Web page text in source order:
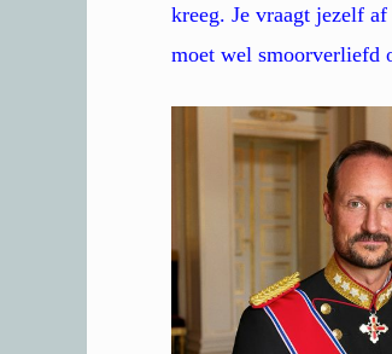
kreeg. Je vraagt jezelf
moet wel smoorverliefd